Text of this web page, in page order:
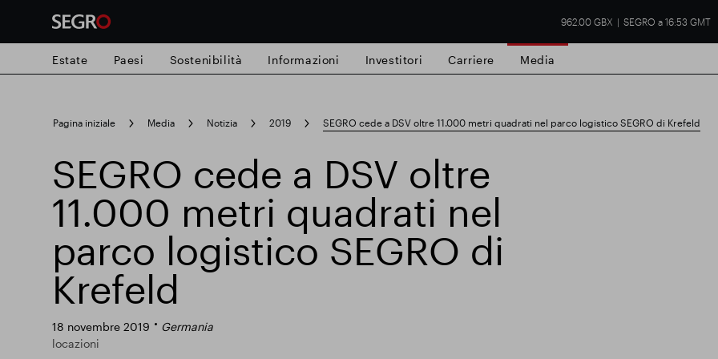
962.00 GBX SEGRO a 16:53 GMT
search
for
Ricerca popolare
Responsabile SEGRO Slough proprietà commerciale
Parco intelligente
Estate Paesi Sostenibilità Informazioni Investitori Carriere Media
Pagina iniziale Media Notizia 2019 SEGRO cede a DSV oltre 11.000 metri quadrati nel parco logistico SEGRO di Krefeld
SEGRO cede a DSV oltre
11.000 metri quadrati nel
parco logistico SEGRO di
Krefeld
18 novembre 2019
Germania
locazioni